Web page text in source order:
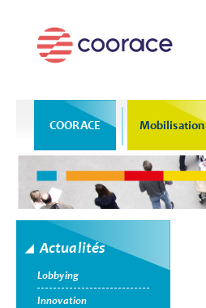
COORACE Mobilisation
Actualités
Lobbying
Innovation